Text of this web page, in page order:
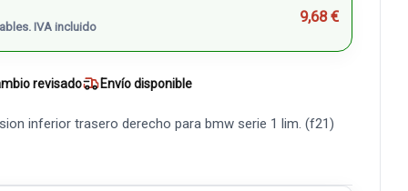
IVA incluido
9,68 €
revisado Envío disponible
inferior trasero derecho para bmw serie 1 lim. (f21)